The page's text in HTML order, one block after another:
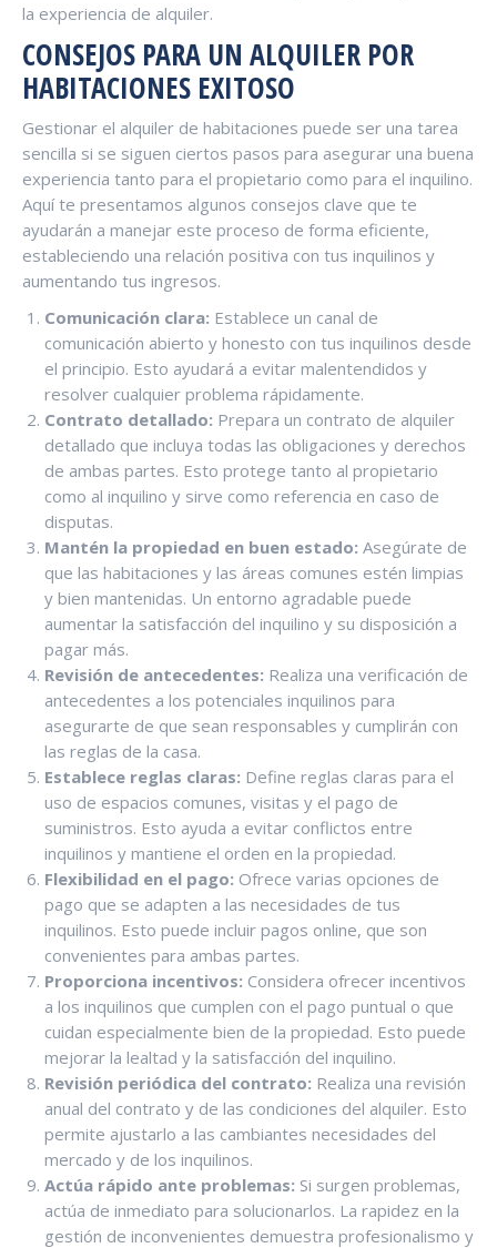
la experiencia de alquiler.
CONSEJOS PARA UN ALQUILER POR
HABITACIONES EXITOSO
Gestionar el alquiler de habitaciones puede ser una tarea
sencilla si se siguen ciertos pasos para asegurar una buena
experiencia tanto para el propietario como para el inquilino.
Aquí te presentamos algunos consejos clave que te
ayudarán a manejar este proceso de forma eficiente,
estableciendo una relación positiva con tus inquilinos y
aumentando tus ingresos.
Comunicación clara: Establece un canal de
comunicación abierto y honesto con tus inquilinos desde
el principio. Esto ayudará a evitar malentendidos y
resolver cualquier problema rápidamente.
Contrato detallado: Prepara un contrato de alquiler
detallado que incluya todas las obligaciones y derechos
de ambas partes. Esto protege tanto al propietario
como al inquilino y sirve como referencia en caso de
disputas.
Mantén la propiedad en buen estado: Asegúrate de
que las habitaciones y las áreas comunes estén limpias
y bien mantenidas. Un entorno agradable puede
aumentar la satisfacción del inquilino y su disposición a
pagar más.
Revisión de antecedentes: Realiza una verificación de
antecedentes a los potenciales inquilinos para
asegurarte de que sean responsables y cumplirán con
las reglas de la casa.
Establece reglas claras: Define reglas claras para el
uso de espacios comunes, visitas y el pago de
suministros. Esto ayuda a evitar conflictos entre
inquilinos y mantiene el orden en la propiedad.
Flexibilidad en el pago: Ofrece varias opciones de
pago que se adapten a las necesidades de tus
inquilinos. Esto puede incluir pagos online, que son
convenientes para ambas partes.
Proporciona incentivos: Considera ofrecer incentivos
a los inquilinos que cumplen con el pago puntual o que
cuidan especialmente bien de la propiedad. Esto puede
mejorar la lealtad y la satisfacción del inquilino.
Revisión periódica del contrato: Realiza una revisión
anual del contrato y de las condiciones del alquiler. Esto
permite ajustarlo a las cambiantes necesidades del
mercado y de los inquilinos.
Actúa rápido ante problemas: Si surgen problemas,
actúa de inmediato para solucionarlos. La rapidez en la
gestión de inconvenientes demuestra profesionalismo y